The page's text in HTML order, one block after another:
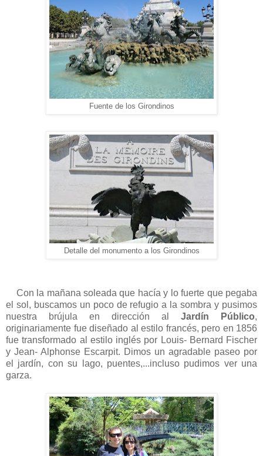
Fuente de los Girondinos
Detalle del monumento a los Girondinos
Con la mañana soleada que hacía y lo fuerte que pegaba
el sol, buscamos un poco de refugio a la sombra y pusimos
nuestra brújula en dirección al Jardín Público,
originariamente fue diseñado al estilo francés, pero en 1856
fue transformado al estilo inglés por Louis- Bernard Fischer
y Jean- Alphonse Escarpit. Dimos un agradable paseo por
el jardín, con su lago, puentes,...incluso pudimos ver una
garza.